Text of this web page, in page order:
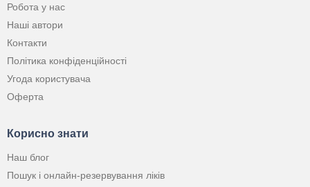
Робота у нас
Наші автори
Контакти
Політика конфіденційності
Угода користувача
Оферта
Корисно знати
Наш блог
Пошук і онлайн-резервування ліків